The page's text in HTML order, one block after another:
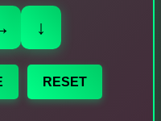
↓
RESET